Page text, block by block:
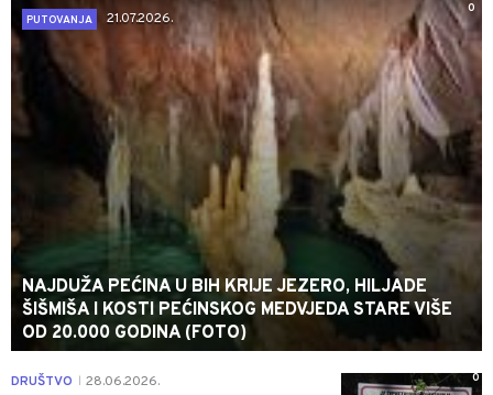
0
PUTOVANJA
21.07.2026.
NAJDUŽA PEĆINA U BIH KRIJE JEZERO, HILJADE
ŠIŠMIŠA I KOSTI PEĆINSKOG MEDVJEDA STARE VIŠE
OD 20.000 GODINA (FOTO)
0
DRUŠTVO 28.06.2026.